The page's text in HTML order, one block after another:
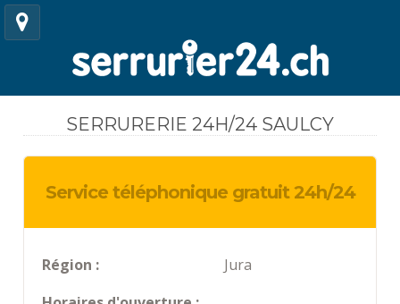
SERRURERIE 24H/24 SAULCY
Service téléphonique gratuit 24h/24
Région :
Jura